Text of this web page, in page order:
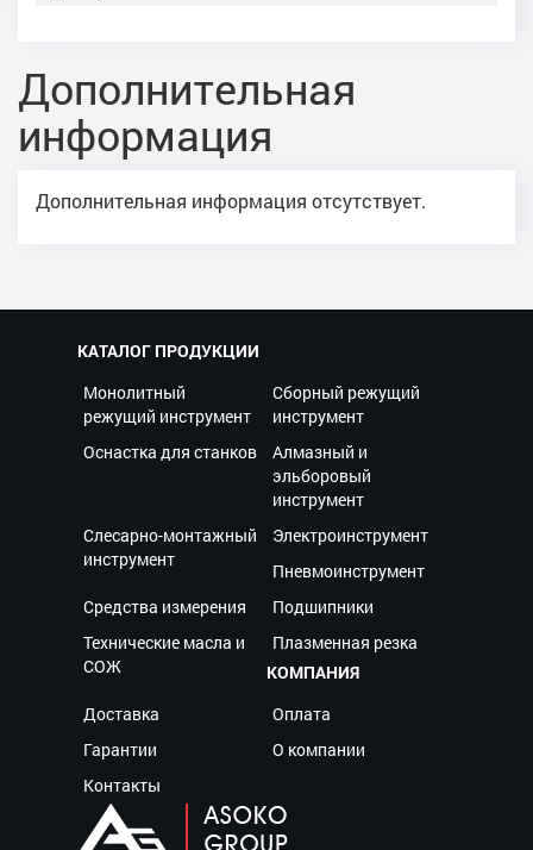
Дополнительная
информация
Дополнительная информация отсутствует.
КАТАЛОГ ПРОДУКЦИИ
Монолитный
режущий инструмент
Сборный режущий
инструмент
Оснастка для станков
Алмазный и
эльборовый
инструмент
Слесарно-монтажный
инструмент
Электроинструмент
Пневмоинструмент
Средства измерения
Подшипники
Технические масла и
СОЖ
Плазменная резка
КОМПАНИЯ
Доставка
Оплата
Гарантии
О компании
Контакты